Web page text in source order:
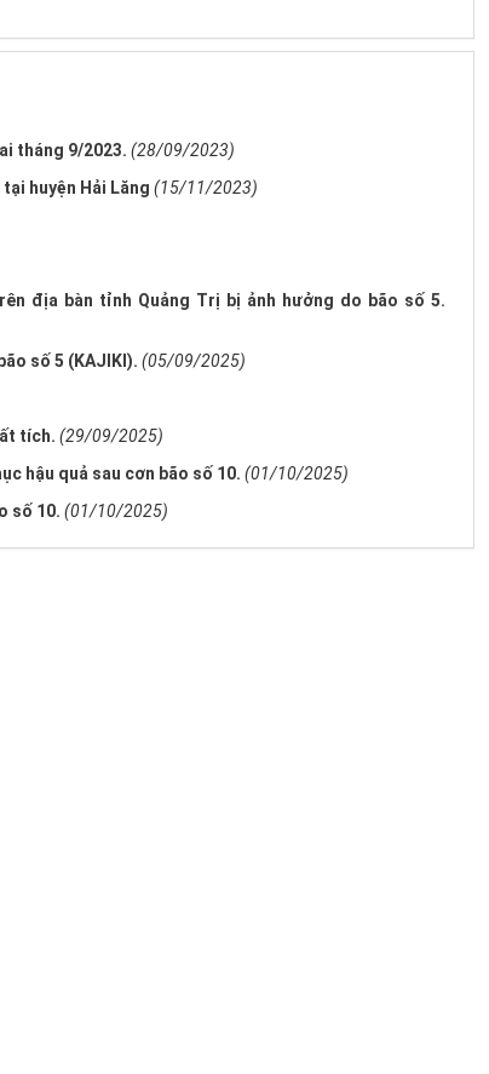
tháng 9/2023. (28/09/2023)
huyện Hải Lăng (15/11/2023)
địa bàn tỉnh Quảng Trị bị ảnh hưởng do bão số 5.
số 5 (KAJIKI). (05/09/2025)
tích. (29/09/2025)
hậu quả sau cơn bão số 10. (01/10/2025)
số 10. (01/10/2025)